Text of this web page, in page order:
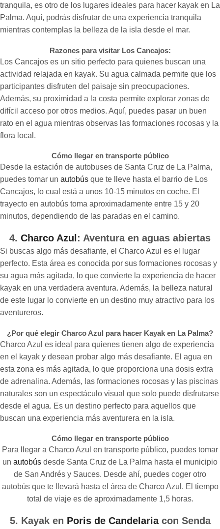
tranquila, es otro de los lugares ideales para hacer kayak en La
Palma. Aquí, podrás disfrutar de una experiencia tranquila
mientras contemplas la belleza de la isla desde el mar.
Razones para visitar Los Cancajos:
Los Cancajos es un sitio perfecto para quienes buscan una
actividad relajada en kayak. Su agua calmada permite que los
participantes disfruten del paisaje sin preocupaciones.
Además, su proximidad a la costa permite explorar zonas de
difícil acceso por otros medios. Aquí, puedes pasar un buen
rato en el agua mientras observas las formaciones rocosas y la
flora local.
Cómo llegar en transporte público
Desde la estación de autobuses de Santa Cruz de La Palma,
puedes tomar un autobús que te lleve hasta el barrio de Los
Cancajos, lo cual está a unos 10-15 minutos en coche. El
trayecto en autobús toma aproximadamente entre 15 y 20
minutos, dependiendo de las paradas en el camino.
4. Charco Azul : Aventura en aguas abiertas
Si buscas algo más desafiante, el Charco Azul es el lugar
perfecto. Esta área es conocida por sus formaciones rocosas y
su agua más agitada, lo que convierte la experiencia de hacer
kayak en una verdadera aventura. Además, la belleza natural
de este lugar lo convierte en un destino muy atractivo para los
aventureros.
¿Por qué elegir Charco Azul para hacer Kayak en La Palma?
Charco Azul es ideal para quienes tienen algo de experiencia
en el kayak y desean probar algo más desafiante. El agua en
esta zona es más agitada, lo que proporciona una dosis extra
de adrenalina. Además, las formaciones rocosas y las piscinas
naturales son un espectáculo visual que solo puede disfrutarse
desde el agua. Es un destino perfecto para aquellos que
buscan una experiencia más aventurera en la isla.
Cómo llegar en transporte público
Para llegar a Charco Azul en transporte público, puedes tomar
un autobús desde Santa Cruz de La Palma hasta el municipio
de San Andrés y Sauces. Desde ahí, puedes coger otro
autobús que te llevará hasta el área de Charco Azul. El tiempo
total de viaje es de aproximadamente 1,5 horas.
5. Kayak en Poris de Candelariacon Senda